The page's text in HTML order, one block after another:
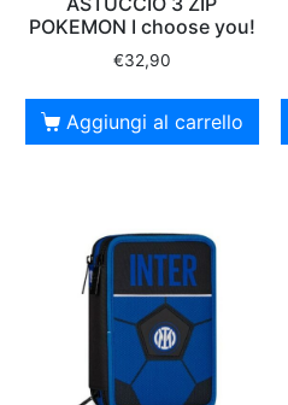
POKEMON I choose you!
€32,90
Aggiungi al carrello